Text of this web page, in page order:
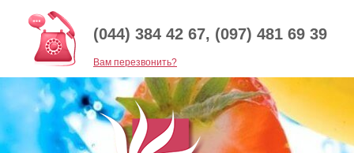
(044) 384 42 67, (097) 481 69 39
Baм перезвонить?